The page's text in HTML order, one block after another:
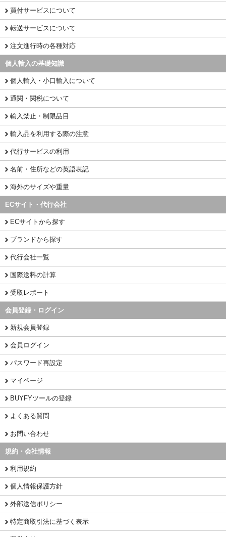
買付サービスについて
転送サービスについて
注文進行時の各種対応
個人輸入の基礎知識
個人輸入・小口輸入について
通関・関税について
輸入禁止・制限品目
輸入品を利用する際の注意
代行サービスの利用
名前・住所などの英語表記
海外のサイズや重量
ECサイト・代行会社
ECサイトから探す
ブランドから探す
代行会社一覧
国際送料の計算
受取レポート
会員登録・ログイン
新規会員登録
会員ログイン
パスワード再設定
マイページ
BUYFYツールの登録
よくある質問
お問い合わせ
規約・会社情報
利用規約
個人情報保護方針
外部送信ポリシー
特定商取引法に基づく表示